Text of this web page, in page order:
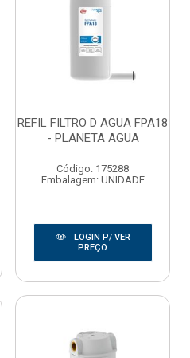
REFIL FILTRO D AGUA FPA18
- PLANETA AGUA
Código: 175288
Embalagem: UNIDADE
LOGIN P/ VER
PREÇO